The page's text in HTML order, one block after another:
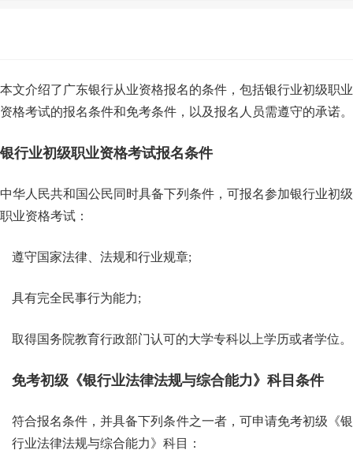
本文介绍了广东银行从业资格报名的条件，包括银行业初级职业
资格考试的报名条件和免考条件，以及报名人员需遵守的承诺。
银行业初级职业资格考试报名条件
中华人民共和国公民同时具备下列条件，可报名参加银行业初级
职业资格考试：
遵守国家法律、法规和行业规章;
具有完全民事行为能力;
取得国务院教育行政部门认可的大学专科以上学历或者学位。
免考初级《银行业法律法规与综合能力》科目条件
符合报名条件，并具备下列条件之一者，可申请免考初级《银
行业法律法规与综合能力》科目：